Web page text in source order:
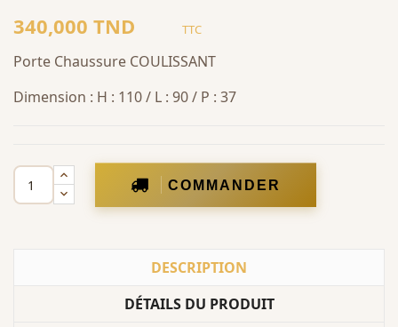
340,000 TND TTC
Porte Chaussure COULISSANT
Dimension : H : 110 / L : 90 / P : 37
COMMANDER
DESCRIPTION
DÉTAILS DU PRODUIT